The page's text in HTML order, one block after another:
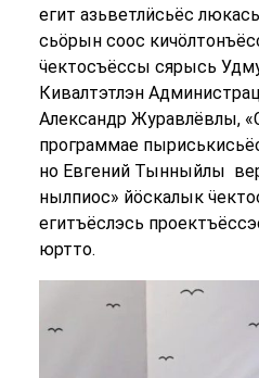
егит азьветлӥсьёс
сьӧрын соос
ӵектосъёссы сярысь
Кивалтэтлэн
Александр Журавлёвлы,
программае
но Евгений Тынныйлы
нылпиос» йӧскалык
егитъёслэсь
юртто.